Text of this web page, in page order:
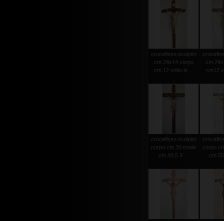
crocefisso scolpito
cm.29x14 corpo
cm.12 volto in ...
cm12
crocefisso scolpito
corpo cm.20 totale
cm.40,5 X ...
corpo